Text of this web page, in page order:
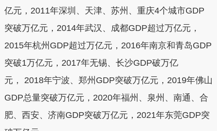
亿元，2011年深圳、天津、苏州、重庆4个城市GDP
突破万亿元，2014年武汉、成都GDP超过万亿元，
2015年杭州GDP超过万亿元，2016年南京和青岛GDP
突破1万亿元，2017年无锡、长沙GDP破万亿
元， 2018年宁波、郑州GDP突破万亿元，2019年佛山
GDP总量突破万亿元，2020年福州、泉州、南通、合
肥、西安、济南GDP突破万亿元，2021年东莞GDP突